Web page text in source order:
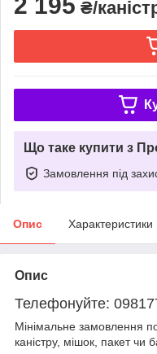
₴/
Що таке купити з
Замовлення під
Опис Характеристики
Опис
Телефонуйте:
Мінімальне замовлення
каністру, мішок, пакет чи